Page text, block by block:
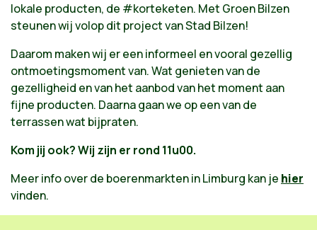
lokale producten, de #korteketen. Met Groen Bilzen
steunen wij volop dit project van Stad Bilzen!
Daarom maken wij er een informeel en vooral gezellig
ontmoetingsmoment van. Wat genieten van de
gezelligheid en van het aanbod van het moment aan
fijne producten. Daarna gaan we op een van de
terrassen wat bijpraten.
Kom jij ook? Wij zijn er rond 11u00.
Meer info over de boerenmarkten in Limburg kan je hier
vinden.